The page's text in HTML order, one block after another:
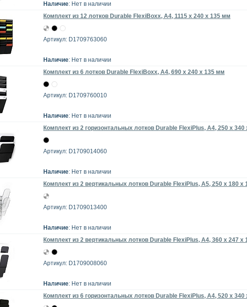
Наличие: Нет в наличии
Комплект из 12 лотков Durable FlexiBoxx, A4, 1115 x 240 x 135 мм
Артикул: D1709763060
Наличие: Нет в наличии
Комплект из 6 лотков Durable FlexiBoxx, A4, 690 x 240 x 135 мм
Артикул: D1709760010
Наличие: Нет в наличии
Комплект из 2 горизонтальных лотков Durable FlexiPlus, A4, 250 x
Артикул: D1709014060
Наличие: Нет в наличии
Комплект из 2 вертикальных лотков Durable FlexiPlus, А5, 250 x 180 x
Артикул: D1709013400
Наличие: Нет в наличии
Комплект из 2 вертикальных лотков Durable FlexiPlus, A4, 360 x 247 x
Артикул: D1709008060
Наличие: Нет в наличии
Комплект из 6 горизонтальных лотков Durable FlexiPlus, A4, 520 x